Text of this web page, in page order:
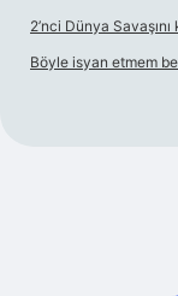
2’nci Dünya
Böyle isyan etmem